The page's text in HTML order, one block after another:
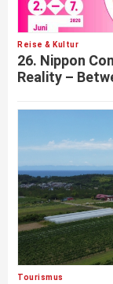
Reise & Kultur
26. Nippon
Reality –
Tourismus